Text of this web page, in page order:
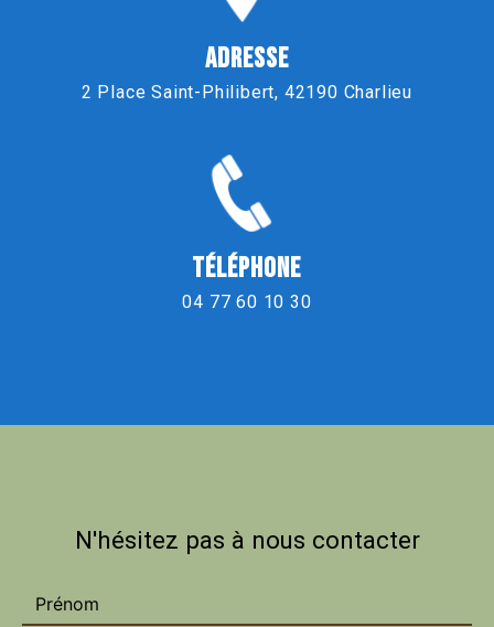
ADRESSE
2 Place Saint-Philibert, 42190 Charlieu
TÉLÉPHONE
04 77 60 10 30
N'hésitez pas à nous contacter